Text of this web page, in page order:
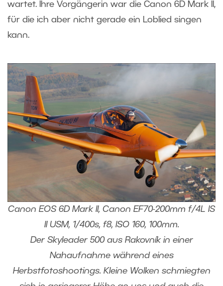
wartet. Ihre Vorgängerin war die Canon 6D Mark II,
für die ich aber nicht gerade ein Loblied singen
kann.
Canon EOS 6D Mark II, Canon EF70-200mm f/4L IS
II USM, 1/400s, f8, ISO 160, 100mm.
Der Skyleader 500 aus Rakovník in einer
Nahaufnahme während eines
Herbstfotoshootings. Kleine Wolken schmiegten